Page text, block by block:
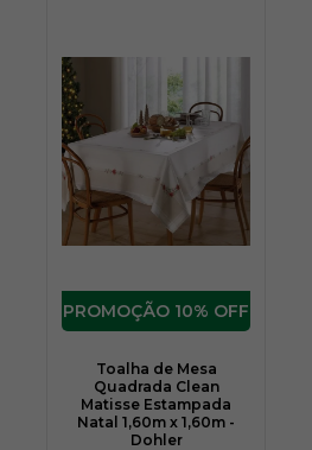
10% OFF
Toalha de Mesa
Quadrada Clean
Matisse Estampada
Natal 1,60m x 1,60m -
Dohler